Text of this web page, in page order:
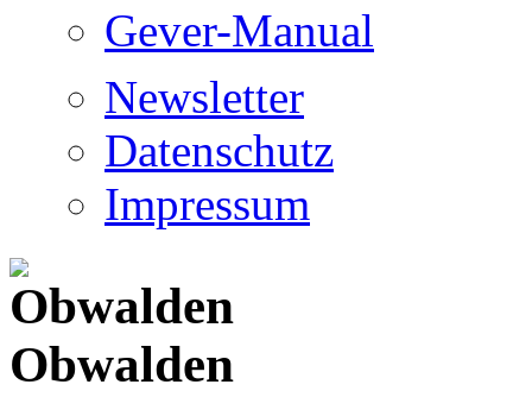
Gever-Manual
Newsletter
Datenschutz
Impressum
Obwalden